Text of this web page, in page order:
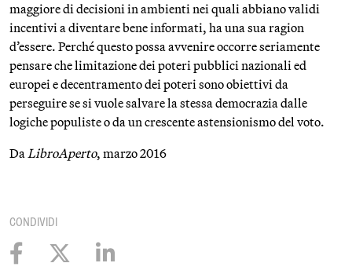
maggiore di decisioni in ambienti nei quali abbiano validi
incentivi a diventare bene informati, ha una sua ragion
d’essere. Perché questo possa avvenire occorre seriamente
pensare che limitazione dei poteri pubblici nazionali ed
europei e decentramento dei poteri sono obiettivi da
perseguire se si vuole salvare la stessa democrazia dalle
logiche populiste o da un crescente astensionismo del voto.
DaLibroAperto, marzo 2016
CONDIVIDI